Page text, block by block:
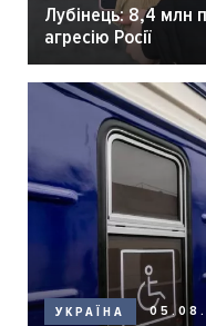
Лубінець: 8,4 млн
агресію Росії
УКРАЇНА